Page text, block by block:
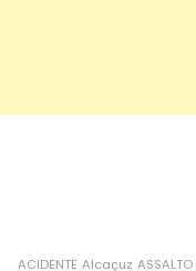
ACIDENTE Alcaçuz ASSALTO